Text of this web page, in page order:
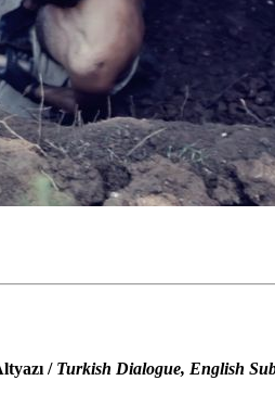
/ Turkish Dialogue, English